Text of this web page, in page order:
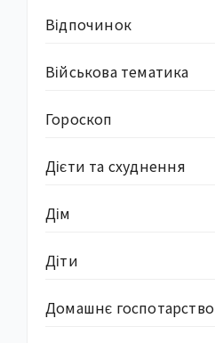
Відпочинок
Військова тематика
Гороскоп
Дієти та схуднення
Дім
Діти
Домашнє госпотарство